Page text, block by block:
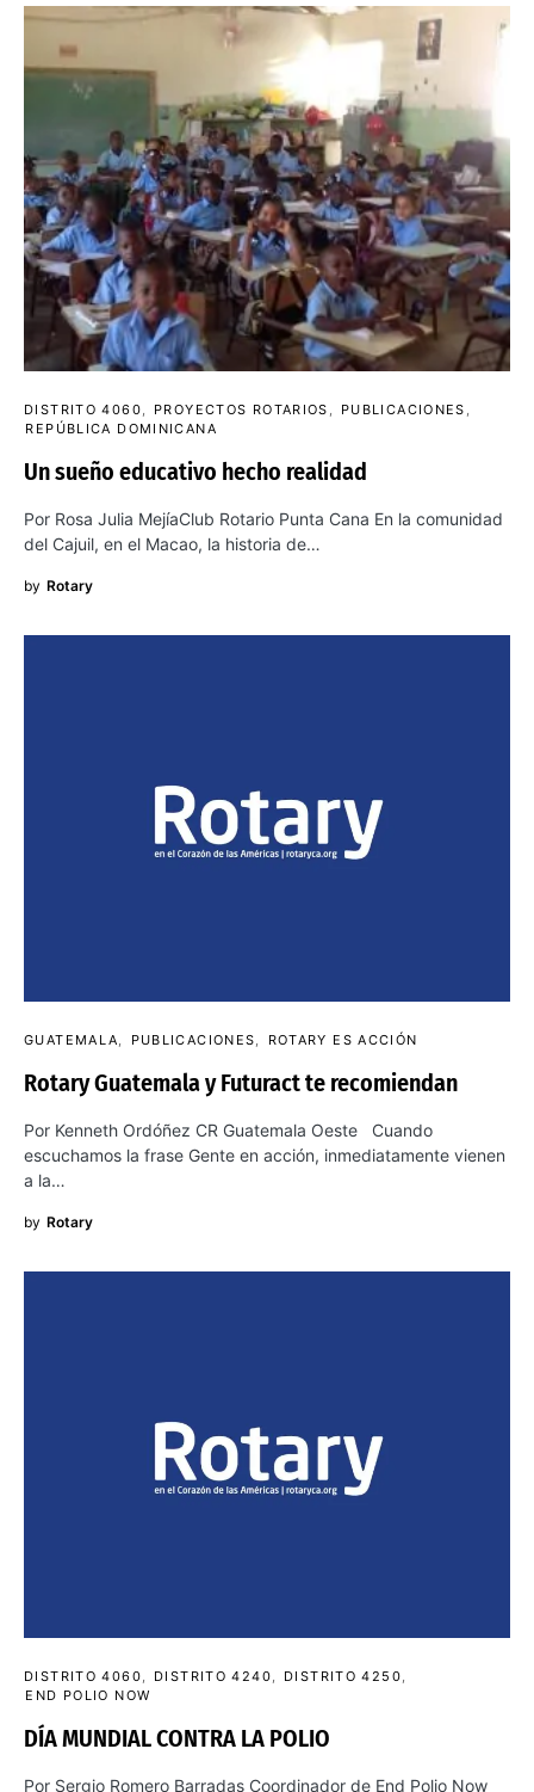
DISTRITO 4060 PROYECTOS ROTARIOS
PUBLICACIONES
REPÚBLICA DOMINICANA
Un sueño educativo hecho realidad
Por Rosa Julia MejíaClub Rotario Punta Cana En la comunidad
del Cajuil, en el Macao, la historia de…
by Rotary
GUATEMALA PUBLICACIONES ROTARY ES ACCIÓN
Rotary Guatemala y Futuract te recomiendan
Por Kenneth Ordóñez CR Guatemala Oeste Cuando
escuchamos la frase Gente en acción, inmediatamente vienen
a la…
by Rotary
DISTRITO 4060 DISTRITO 4240
DISTRITO 4250
END POLIO NOW
DÍA MUNDIAL CONTRA LA POLIO
Por Sergio Romero Barradas Coordinador de End Polio Now